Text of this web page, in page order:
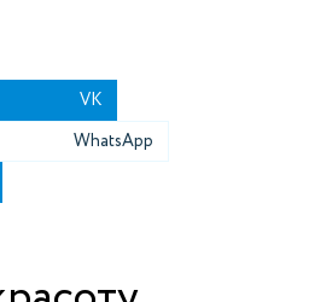
VK
WhatsApp